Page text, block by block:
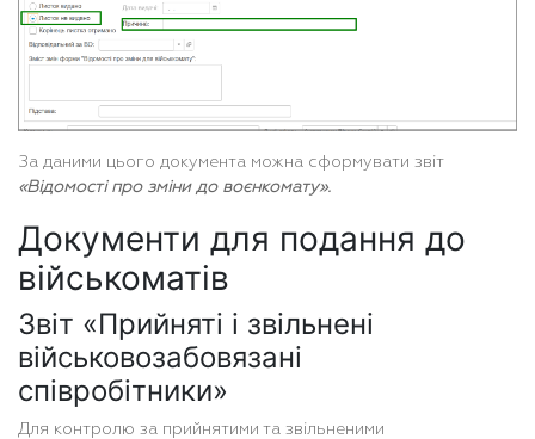
За даними цього документа можна сформувати звіт
«Відомості про зміни до воєнкомату».
Документи для подання до
військоматів
Звіт «Прийняті і звільнені
військовозабовязані
співробітники»
Для контролю за прийнятими та звільненими